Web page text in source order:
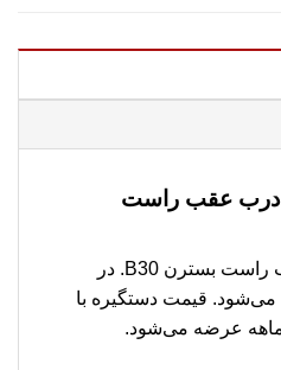
درب عقب راست
دستگیره داخلی درب عقب راست بسترن B30. در
قیمت دستگیره با